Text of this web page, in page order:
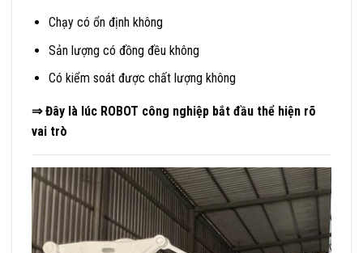
Chạy có ổn định không
Sản lượng có đồng đều không
Có kiểm soát được chất lượng không
⇒ Đây là lúc ROBOT công nghiệp bắt đầu thể hiện rõ
vai trò